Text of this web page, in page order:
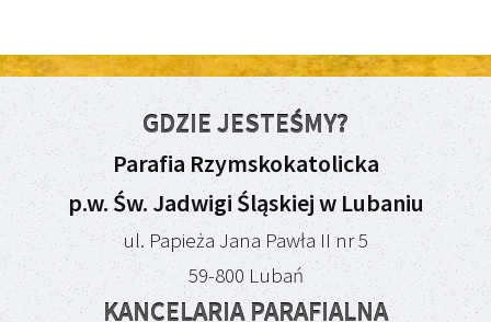
GDZIE JESTEŚMY?
Parafia Rzymskokatolicka
p.w. Św. Jadwigi Śląskiej w Lubaniu
ul. Papieża Jana Pawła II nr 5
59-800 Lubań
KANCELARIA PARAFIALNA